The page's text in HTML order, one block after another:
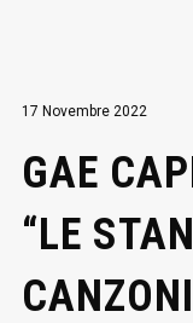
17 Novembre 2022
GAE
“LE